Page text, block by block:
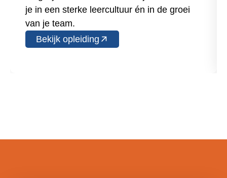
je in een sterke leercultuur én in de groei
van je team.
Bekijk opleiding